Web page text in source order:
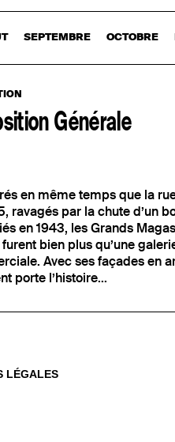
SEPTEMBRE OCTOBRE
Générale
en même temps que la
ravagés par la chute d’un
en 1943, les Grands
furent bien plus qu’une
Avec ses façades en
porte l’histoire...
LÉGALES